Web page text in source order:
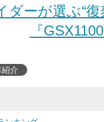
ダーが選ぶ“
『
紹介